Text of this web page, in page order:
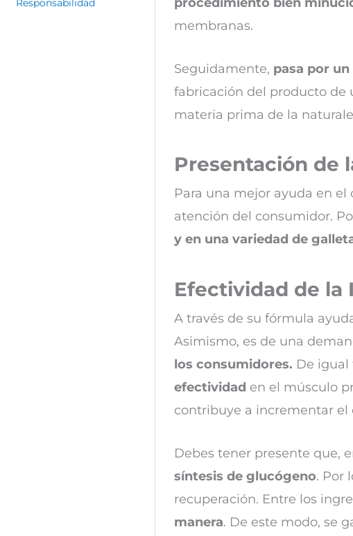
Responsabilidad
membranas.
Seguidamente, pasa por
fabricación del producto de
materia prima de la
Presentación de
Para una mejor ayuda en
atención del consumidor.
y en una variedad de
Efectividad de la
A través de su fórmula
Asimismo, es de una
los consumidores. De igual
efectividad en el músculo
contribuye a incrementar
Debes tener presente que,
síntesis de glucógeno. Por
recuperación. Entre los
manera. De este modo, se